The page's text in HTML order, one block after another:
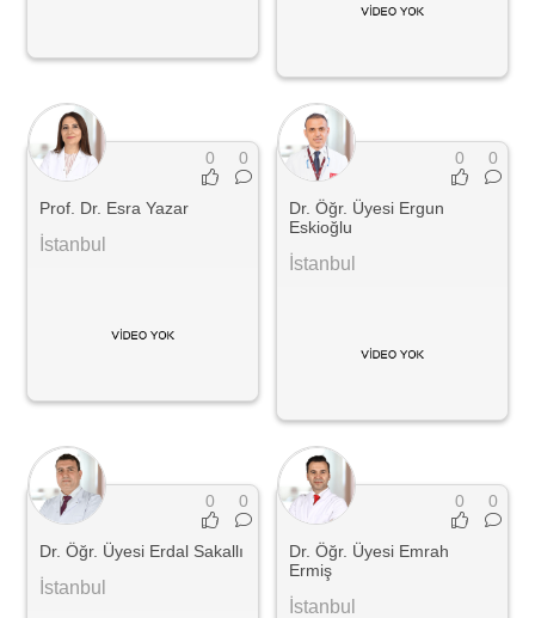
0 0
Prof. Dr. Esra Yazar
İstanbul
0 0
Dr. Öğr. Üyesi Ergun
Eskioğlu
İstanbul
0 0
Dr. Öğr. Üyesi Erdal Sakallı
İstanbul
0 0
Dr. Öğr. Üyesi Emrah
Ermiş
İstanbul